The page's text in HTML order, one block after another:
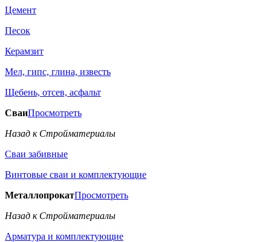
Цемент
Песок
Керамзит
Мел, гипс, глина, известь
Щебень, отсев, асфальт
СваиПросмотреть
Назад к Стройматериалы
Сваи забивные
Винтовые сваи и комплектующие
МеталлопрокатПросмотреть
Назад к Стройматериалы
Арматура и комплектующие